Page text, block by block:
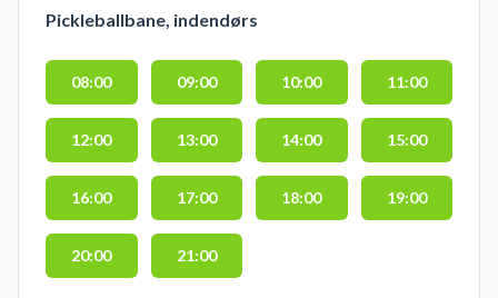
Pickleballbane, indendørs
08:00 09:00 10:00 11:00
12:00 13:00 14:00 15:00
16:00 17:00 18:00 19:00
20:00 21:00